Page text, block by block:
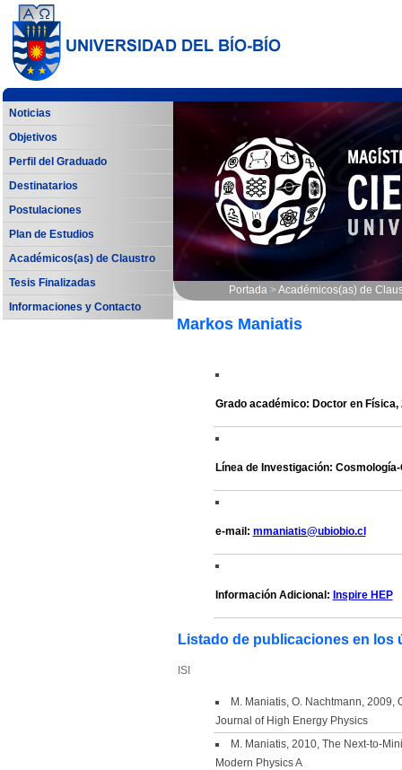
Noticias
Objetivos
Perfil del Graduado
Destinatarios
Postulaciones
Plan de Estudios
Académicos(as) de Claustro
Tesis Finalizadas
Informaciones y Contacto
Portada >Académicos(as) de
Markos Maniatis
Grado académico: Doctor en Física,
Línea de Investigación:
e-mail: mmaniatis@ubiobio.cl
Información Adicional: Inspire HEP
Listado de publicaciones en los
ISI
M. Maniatis, O. Nachtmann,
Journal of High Energy Physics
M. Maniatis, 2010, The Next-to-
Modern Physics A